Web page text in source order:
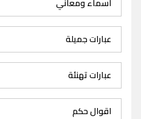
عبارات جميلة
عبارات تهنئة
اقوال حكم